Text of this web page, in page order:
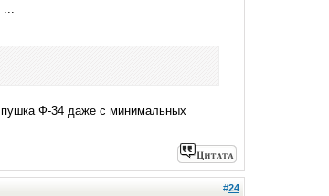
...
пушка Ф-34 даже с минимальных
#24